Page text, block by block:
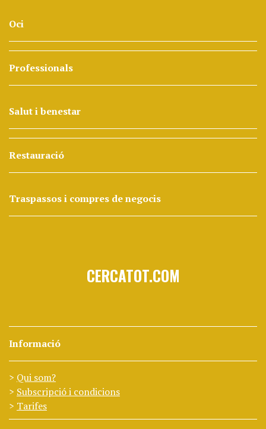
Oci
Professionals
Salut i benestar
Restauració
Traspassos i compres de negocis
CERCATOT.COM
Informació
Qui som?
Subscripció i condicions
Tarifes